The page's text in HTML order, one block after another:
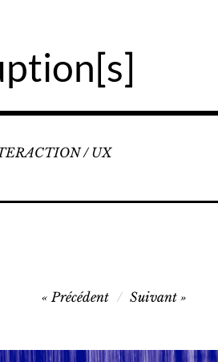
/ UX
Précédent Suivant